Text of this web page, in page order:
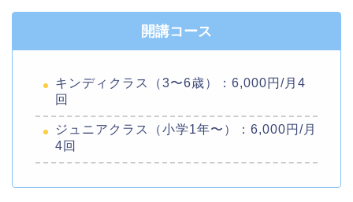
開講コース
キンディクラス（3〜6歳）：6,000円/月4
回
ジュニアクラス（小学1年〜）：6,000円/月
4回